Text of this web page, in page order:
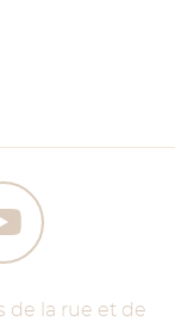
de la rue et de